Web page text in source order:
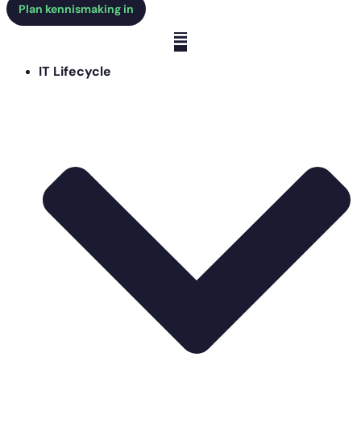
Plan kennismaking in
IT Lifecycle